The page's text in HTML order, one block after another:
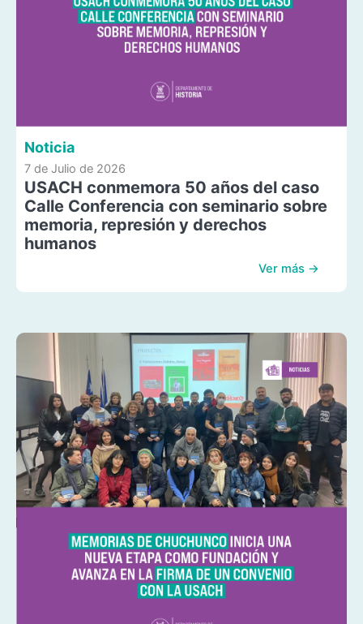
Noticia
7 de Julio de 2026
USACH conmemora 50 años del caso
Calle Conferencia con seminario sobre
memoria, represión y derechos
humanos
Ver más →